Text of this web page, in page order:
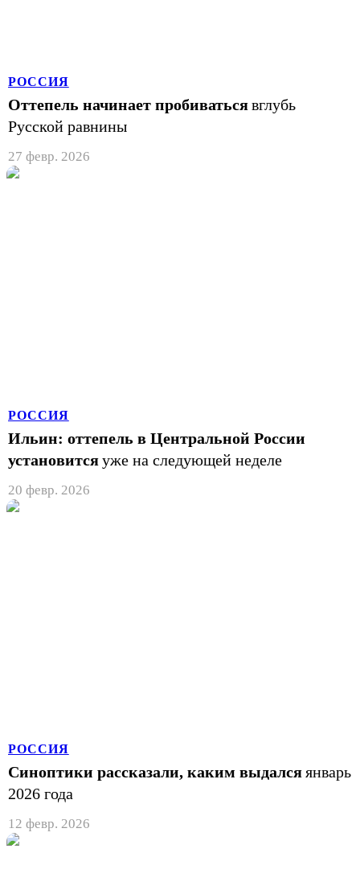
РОССИЯ
Оттепель начинает пробиватьсявглубь
Русской равнины
27 февр. 2026
РОССИЯ
Ильин: оттепель в Центральной России
установитсяуже на следующей неделе
20 февр. 2026
РОССИЯ
Синоптики рассказали, каким выдался январь
2026 года
12 февр. 2026